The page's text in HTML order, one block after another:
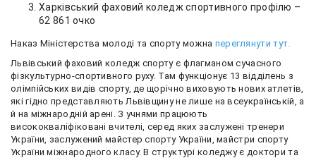
Харківський фаховий коледж спортивного профілю –
62 861 очко
Наказ Міністерства молоді та спорту можна переглянути тут.
Львівський фаховий коледж спорту є флагманом сучасного
фізкультурно-спортивного руху. Там функціонує 13 відділень з
олімпійських видів спорту, де щорічно виховують нових атлетів,
які гідно представляють Львівщину не лише на всеукраїнській, а
й на міжнародній арені. З учнями працюють
висококваліфіковані вчителі, серед яких заслужені тренери
України, заслужений майстер спорту України, майстри спорту
України міжнародного класу. В структурі коледжу є доктори та